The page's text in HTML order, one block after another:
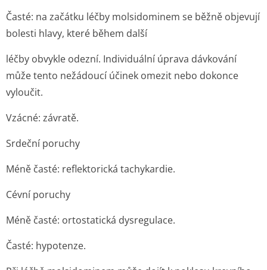
Časté: na začátku léčby molsidominem se běžně objevují
bolesti hlavy, které během další
léčby obvykle odezní. Individuální úprava dávkování
může tento nežádoucí účinek omezit nebo dokonce
vyloučit.
Vzácné: závratě.
Srdeční poruchy
Méně časté: reflektorická tachykardie.
Cévní poruchy
Méně časté: ortostatická dysregulace.
Časté: hypotenze.